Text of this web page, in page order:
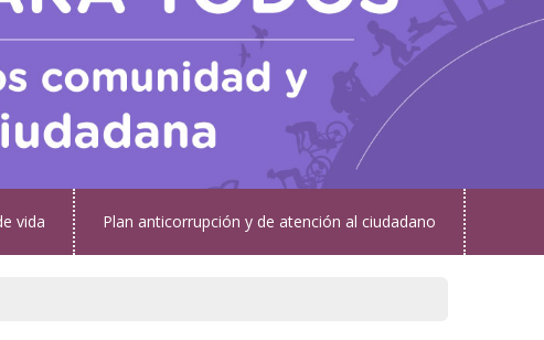
vida Plan anticorrupción y de atención al ciudadano